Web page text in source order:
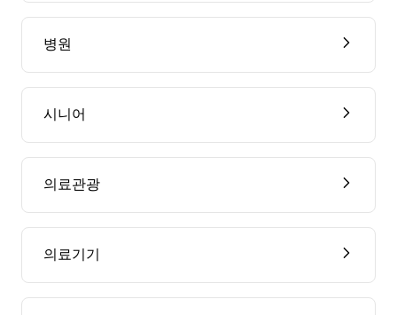
병원
시니어
의료관광
의료기기